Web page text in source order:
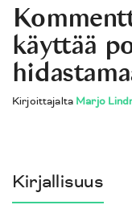
käyttää
Kirjoittajalta Marjo
Kirjallisuus